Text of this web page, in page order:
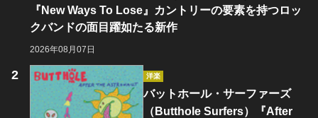
『New Ways To Lose』カントリーの要素を持つロッ
クバンドの面目躍如たる新作
2026年08月07日
洋楽
バットホール・サーファーズ
（Butthole Surfers）『After